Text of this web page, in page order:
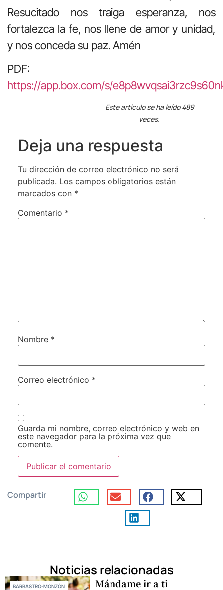
Resucitado nos traiga esperanza, nos
fortalezca la fe, nos llene de amor y unidad,
y nos conceda su paz. Amén
PDF:
https://app.box.com/s/
Este artículo se ha leído 489
veces.
Deja una respuesta
Tu dirección de correo electrónico no será
publicada. Los campos obligatorios están
marcados con *
Comentario *
Nombre *
Correo electrónico *
Guarda mi nombre, correo electrónico y web en
este navegador para la próxima vez que
comente.
Compartir
Noticias relacionadas
BARBASTRO-MONZÓN Mándame ir a ti